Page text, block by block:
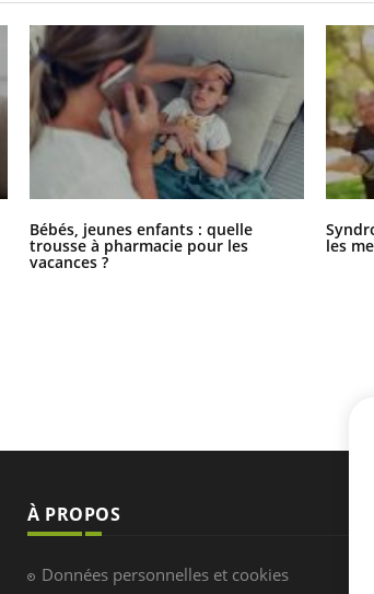
Bébés, jeunes enfants : quelle
trousse à pharmacie pour les
vacances ?
les
À PROPOS
Données personnelles et cookies